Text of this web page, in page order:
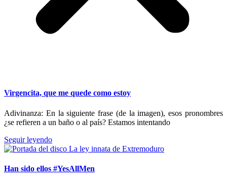
Virgencita, que me quede como estoy
Adivinanza: En la siguiente frase (de la imagen), esos pronombres
¿se refieren a un baño o al país? Estamos intentando
Seguir leyendo
Han sido ellos #YesAllMen